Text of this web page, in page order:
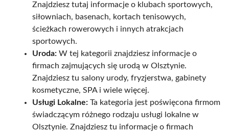
Znajdziesz tutaj informacje o klubach sportowych,
siłowniach, basenach, kortach tenisowych,
ścieżkach rowerowych i innych atrakcjach
sportowych.
Uroda: W tej kategorii znajdziesz informacje o
firmach zajmujących się urodą w Olsztynie.
Znajdziesz tu salony urody, fryzjerstwa, gabinety
kosmetyczne, SPA i wiele więcej.
Usługi Lokalne: Ta kategoria jest poświęcona firmom
świadczącym różnego rodzaju usługi lokalne w
Olsztynie. Znajdziesz tu informacje o firmach